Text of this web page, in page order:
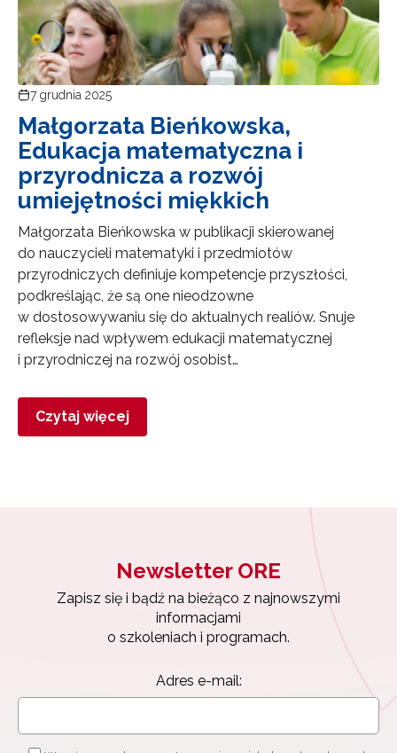
7 grudnia 2025
Małgorzata Bieńkowska,
Edukacja matematyczna i
przyrodnicza a rozwój
umiejętności miękkich
Małgorzata Bieńkowska w publikacji skierowanej
do nauczycieli matematyki i przedmiotów
przyrodniczych definiuje kompetencje przyszłości,
podkreślając, że są one nieodzowne
w dostosowywaniu się do aktualnych realiów. Snuje
refleksje nad wpływem edukacji matematycznej
i przyrodniczej na rozwój osobist…
Czytaj więcej
Newsletter ORE
Zapisz się i bądź na bieżąco z najnowszymi
informacjami
o szkoleniach i programach.
Adres e-mail: